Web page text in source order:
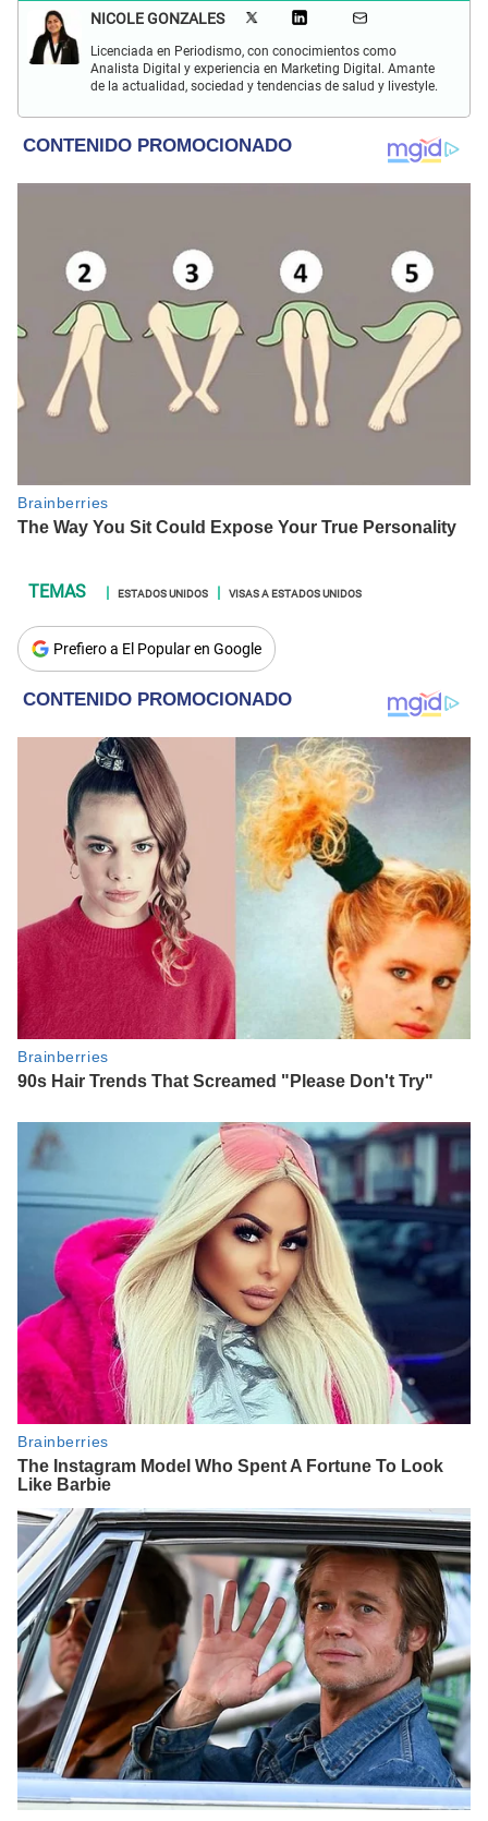
NICOLE GONZALES
Licenciada en Periodismo, con conocimientos como
Analista Digital y experiencia en Marketing Digital. Amante
de la actualidad, sociedad y tendencias de salud y livestyle.
ESTADOS UNIDOS VISAS A ESTADOS UNIDOS
Prefiero a El Popular en Google